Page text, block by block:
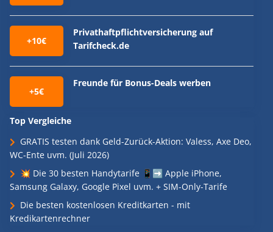
+10€
Privathaftpflichtversicherung auf
Tarifcheck.de
+5€
Freunde für Bonus-Deals werben
Top Vergleiche
GRATIS testen dank Geld-Zurück-Aktion: Valess, Axe Deo,
WC-Ente uvm. (Juli 2026)
💥 Die 30 besten Handytarife 📱➡️ Apple iPhone,
Samsung Galaxy, Google Pixel uvm. + SIM-Only-Tarife
Die besten kostenlosen Kreditkarten - mit
Kredikartenrechner